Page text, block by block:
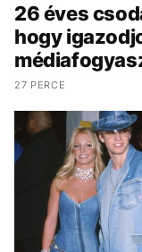
26 éves
hogy
27 PERCE